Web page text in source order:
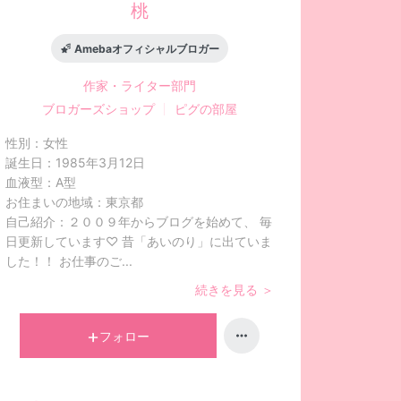
桃
Amebaオフィシャルブロガー
作家・ライター部門
ブロガーズショップ
ピグの部屋
性別： 女性
誕生日： 1985年3月12日
血液型： A型
お住まいの地域： 東京都
自己紹介： ２００９年からブログを始めて、 毎
日更新しています♡ 昔「あいのり」に出ていま
した！！ お仕事のご...
続きを見る ＞
フォロー